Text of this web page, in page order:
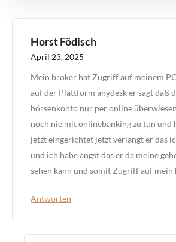
Horst Födisch
April 23, 2025
Mein broker hat Zugriff auf meinem
auf der Plattform anydesk er sagt daß
börsenkonto nur per online
noch nie mit onlinebanking zu tun und
jetzt eingerichtet jetzt verlangt er das
und ich habe angst das er da meine
sehen kann und somit Zugriff auf mein
Antworten